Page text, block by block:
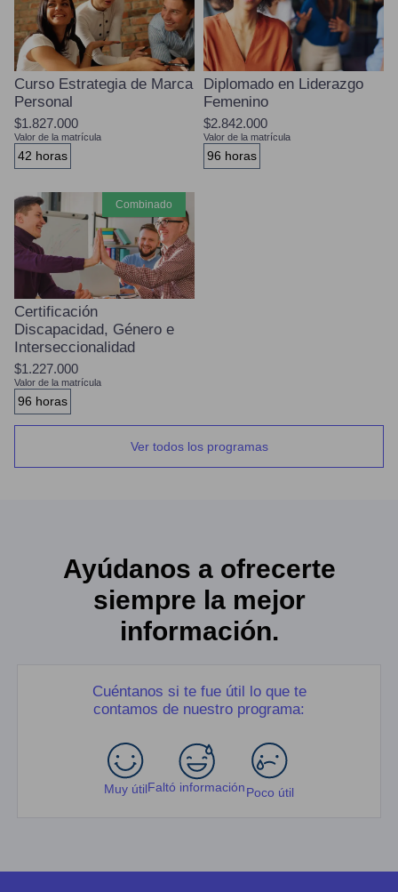
Curso Estrategia de Marca
Personal
$1.827.000
Valor de la matrícula
42 horas
Diplomado en Liderazgo
Femenino
$2.842.000
Valor de la matrícula
96 horas
combinado
Certificación
Discapacidad, Género e
Interseccionalidad
$1.227.000
Valor de la matrícula
96 horas
Ver todos los programas
Ayúdanos a ofrecerte
siempre la mejor
información.
Cuéntanos si te fue útil lo que te
contamos de nuestro programa:
Muy útilFaltó informaciónPoco útil